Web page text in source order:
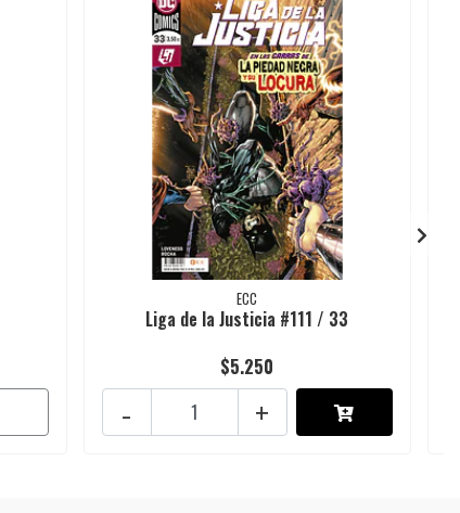
ECC
Liga de la Justicia #111 / 33
$5.250
+
-